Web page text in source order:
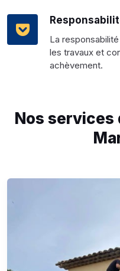
La
les travaux et
achèvement.
Nos services